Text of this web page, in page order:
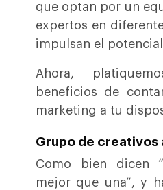
que optan por un
expertos en
impulsan el
Ahora,
beneficios de
marketing a tu
Grupo de creativos
Como bien dicen
mejor que una”, y